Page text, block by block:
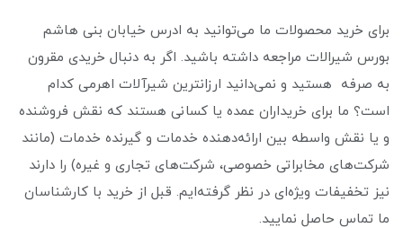
برای خرید محصولات ما می‌توانید به ادرس خیابان بنی هاشم
بورس شیرالات مراجعه داشته باشید. اگر به دنبال خریدی مقرون
به صرفه هستید و نمی‌دانید ارزانترین شیرآلات اهرمی کدام
است؟ ما برای خریداران عمده یا کسانی هستند که نقش فروشنده
و یا نقش واسطه بین ارائه‌دهنده خدمات و گیرنده خدمات (مانند
شرکت‌های مخابراتی خصوصی، شرکت‌های تجاری و غیره) را دارند
نیز تخفیفات ویژه‌ای در نظر گرفته‌ایم. قبل از خرید با کارشناسان
ما تماس حاصل نمایید.